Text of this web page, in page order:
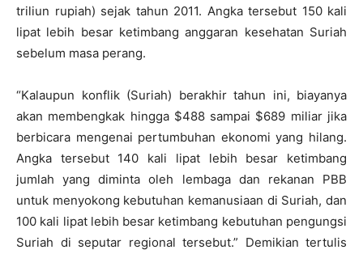
triliun rupiah) sejak tahun 2011. Angka tersebut 150 kali
lipat lebih besar ketimbang anggaran kesehatan Suriah
sebelum masa perang.
“Kalaupun konflik (Suriah) berakhir tahun ini, biayanya
akan membengkak hingga $488 sampai $689 miliar jika
berbicara mengenai pertumbuhan ekonomi yang hilang.
Angka tersebut 140 kali lipat lebih besar ketimbang
jumlah yang diminta oleh lembaga dan rekanan PBB
untuk menyokong kebutuhan kemanusiaan di Suriah, dan
100 kali lipat lebih besar ketimbang kebutuhan pengungsi
Suriah di seputar regional tersebut.” Demikian tertulis